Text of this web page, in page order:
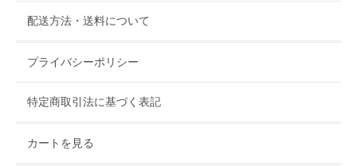
配送方法・送料について
プライバシーポリシー
特定商取引法に基づく表記
カートを見る